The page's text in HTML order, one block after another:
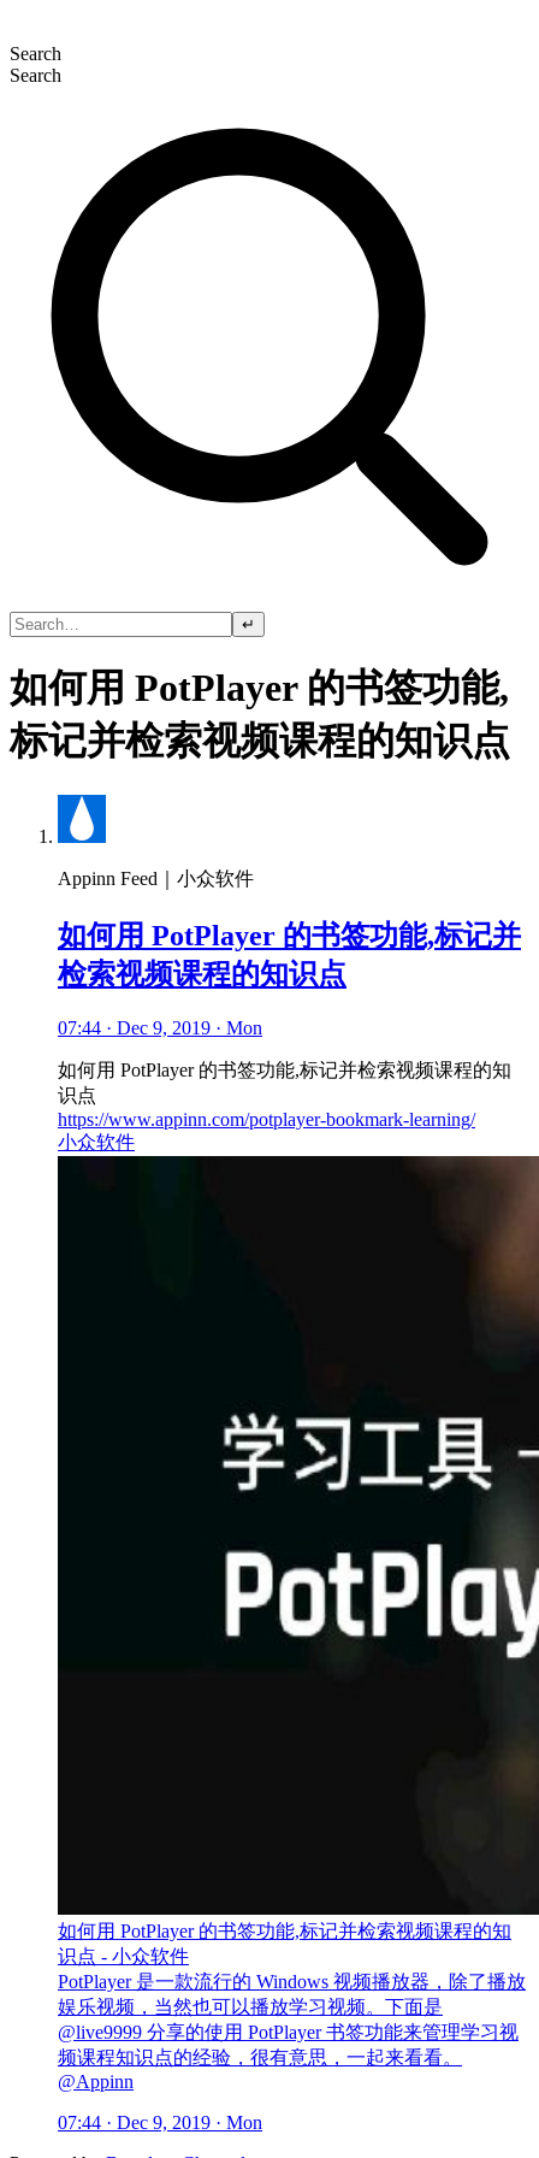
Search
Search
↵
如何用 PotPlayer 的书签功能,
标记并检索视频课程的知识点
Appinn Feed｜小众软件
如何用 PotPlayer 的书签功能,标记并
检索视频课程的知识点
07:44 · Dec 9, 2019 · Mon
如何用 PotPlayer 的书签功能,标记并检索视频课程的知
识点
https://www.appinn.com/potplayer-bookmark-learning/
小众软件
如何用 PotPlayer 的书签功能,标记并检索视频课程的知
识点 - 小众软件
PotPlayer 是一款流行的 Windows 视频播放器，除了播放
娱乐视频，当然也可以播放学习视频。下面是
@live9999 分享的使用 PotPlayer 书签功能来管理学习视
频课程知识点的经验，很有意思，一起来看看。
@Appinn
07:44 · Dec 9, 2019 · Mon